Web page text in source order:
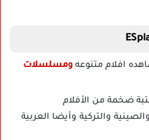
ومسلسلات
ضخمة من الأفلام
والتركية وأيضا العربية